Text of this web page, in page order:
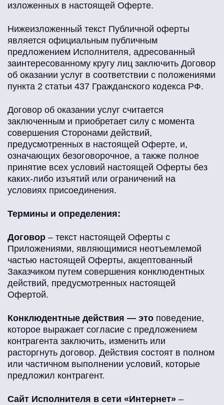
изложенных в настоящей Оферте.
Нижеизложенный текст Публичной оферты
является официальным публичным
предложением Исполнителя, адресованный
заинтересованному кругу лиц заключить Договор
об оказании услуг в соответствии с положениями
пункта 2 статьи 437 Гражданского кодекса РФ.
Договор об оказании услуг считается
заключенным и приобретает силу с момента
совершения Сторонами действий,
предусмотренных в настоящей Оферте, и,
означающих безоговорочное, а также полное
принятие всех условий настоящей Оферты без
каких-либо изъятий или ограничений на
условиях присоединения.
Термины и определения:
Договор – текст настоящей Оферты с
Приложениями, являющимися неотъемлемой
частью настоящей Оферты, акцептованный
Заказчиком путем совершения конклюдентных
действий, предусмотренных настоящей
Офертой.
Конклюдентные действия — это поведение,
которое выражает согласие с предложением
контрагента заключить, изменить или
расторгнуть договор. Действия состоят в полном
или частичном выполнении условий, которые
предложил контрагент.
Сайт Исполнителя в сети «Интернет» –